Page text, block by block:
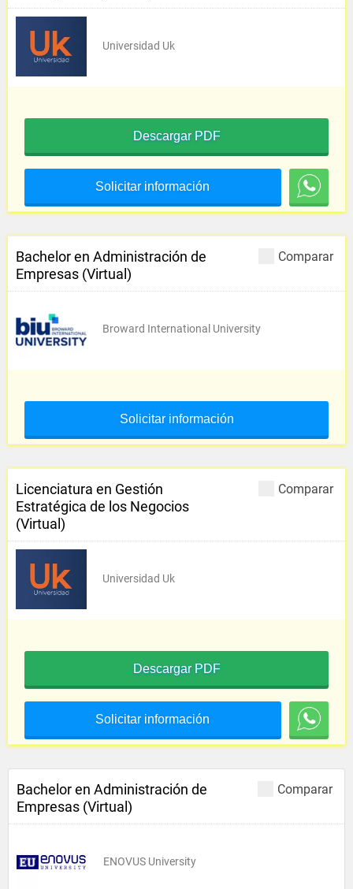
Universidad Uk
Descargar PDF
Solicitar información
Comparar
Bachelor en Administración de
Empresas (Virtual)
Broward International University
Solicitar información
Comparar
Licenciatura en Gestión
Estratégica de los Negocios
(Virtual)
Universidad Uk
Descargar PDF
Solicitar información
Comparar
Bachelor en Administración de
Empresas (Virtual)
ENOVUS University